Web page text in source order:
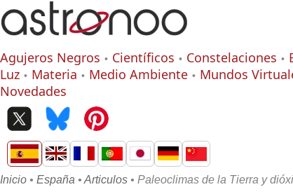
Agujeros Negros Científicos Constelaciones
Luz
Materia Medio Ambiente Mundos
Novedades
Inicio • España • Articulos • Paleoclimas de la Tierra y